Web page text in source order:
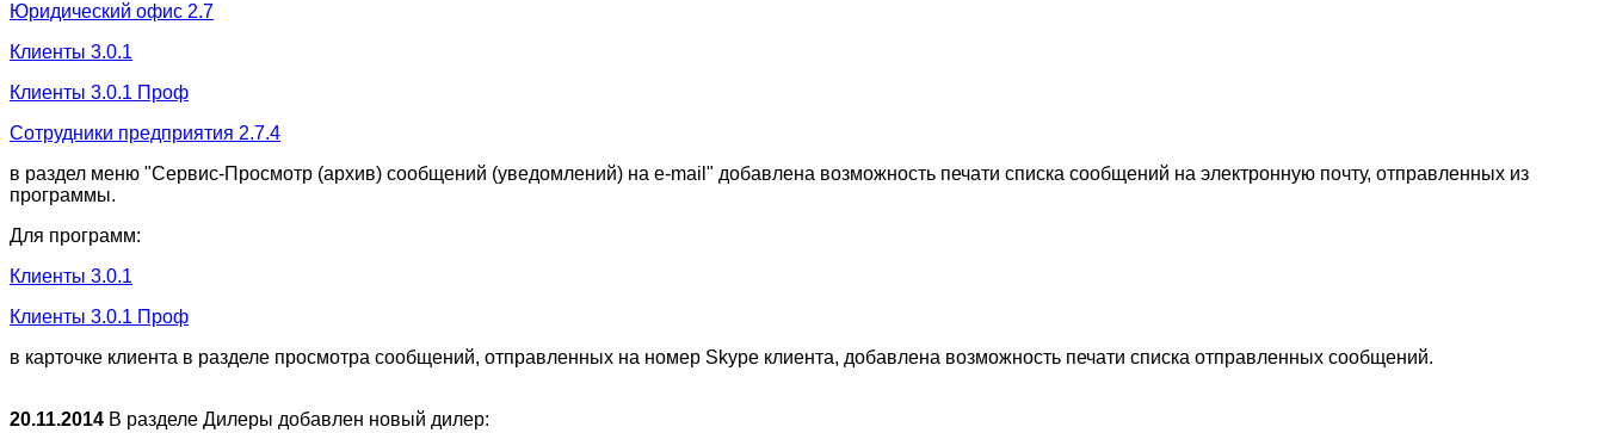
Юридический офис 2.7
Клиенты 3.0.1
Клиенты 3.0.1 Проф
Сотрудники предприятия 2.7.4
в раздел меню "Сервис-Просмотр (архив) сообщений (уведомлений) на e-mail" добавлена возможность печати списка сообщений на электронную почту, отправленных из
программы.
Для программ:
Клиенты 3.0.1
Клиенты 3.0.1 Проф
в карточке клиента в разделе просмотра сообщений, отправленных на номер Skype клиента, добавлена возможность печати списка отправленных сообщений.
20.11.2014 В разделе Дилеры добавлен новый дилер: